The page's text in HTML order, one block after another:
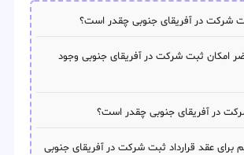
شرکت در آفریقای جنوبی چقدر است؟
امکان ثبت شرکت در آفریقای جنوبی وجود
در آفریقای جنوبی چقدر است؟
برای عقد قرارداد ثبت شرکت در آفریقای جنوبی